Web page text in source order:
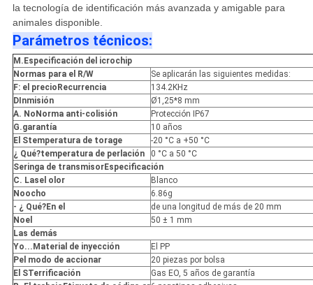
la tecnología de identificación más avanzada y amigable para
animales disponible.
Parámetros técnicos:
M. Especificación del icrochip
Normas para el R/W
Se aplicarán las siguientes medidas:
F: el precio Recurrencia
134.2KHz
DInmisión
Ø1,25*8 mm
A. No Norma anti-colisión
Protección IP67
G.garantía
10 años
El Stemperatura de torage
-20 °C a +50 °C
¿ Qué?temperatura de perlación
0 °C a 50 °C
Seringa de transmisorEspecificación
C. Lasel olor
Blanco
Noocho
6.86g
- ¿ Qué?En el
de una longitud de más de 20 mm
Noel
50 ± 1 mm
Las demás
Yo... Material de inyección
El PP
Pel modo de accionar
20 piezas por bolsa
El STerrificación
Gas EO, 5 años de garantía